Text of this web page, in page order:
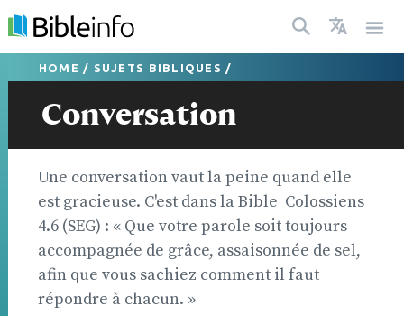
HOME / SUJETS BIBLIQUES /
Conversation
Une conversation vaut la peine quand elle
est gracieuse. C'est dans la Bible  Colossiens
4.6 (SEG) : « Que votre parole soit toujours
accompagnée de grâce, assaisonnée de sel,
afin que vous sachiez comment il faut
répondre à chacun. »